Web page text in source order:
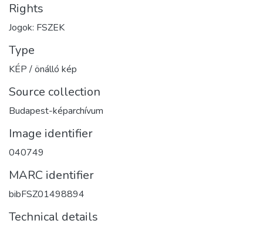
Rights
Jogok: FSZEK
Type
KÉP / önálló kép
Source collection
Budapest-képarchívum
Image identifier
040749
MARC identifier
bibFSZ01498894
Technical details